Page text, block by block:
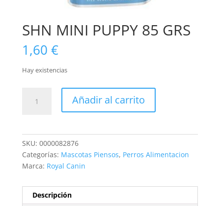
SHN MINI PUPPY 85 GRS
1,60 €
Hay existencias
MINI
cantidad
Añadir al carrito
SKU: 0000082876
Categorías: Mascotas Piensos, Perros Alimentacion
Marca: Royal Canin
Descripción